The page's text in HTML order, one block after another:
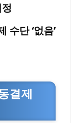
수단 ‘없음’
결제